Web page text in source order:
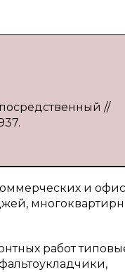
//
и
работ